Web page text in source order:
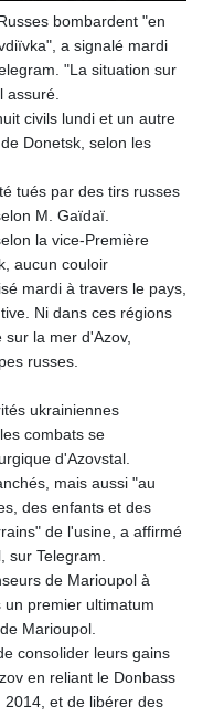
bombardent "en
a signalé mardi
"La situation sur
assuré.
civils lundi et un autre
Donetsk, selon les
tués par des tirs russes
M. Gaïdaï.
la vice-Première
aucun couloir
mardi à travers le pays,
Ni dans ces régions
la mer d'Azov,
russes.
ukrainiennes
combats se
d'Azovstal.
mais aussi "au
des enfants et des
de l'usine, a affirmé
sur Telegram.
de Marioupol à
premier ultimatum
Marioupol.
consolider leurs gains
en reliant le Donbass
et de libérer des